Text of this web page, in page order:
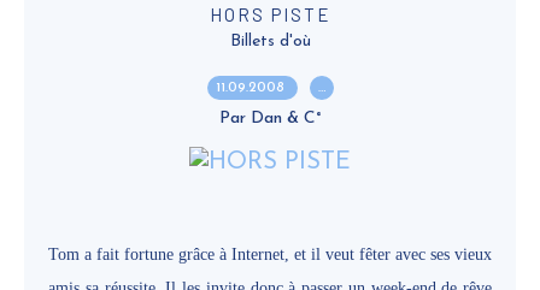
HORS PISTE
Billets d'où
11.09.2008 …
Par Dan & C°
Tom a fait fortune grâce à Internet, et il veut fêter avec ses vieux